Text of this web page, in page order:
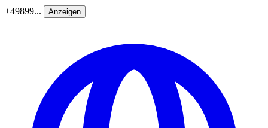
+49899... Anzeigen